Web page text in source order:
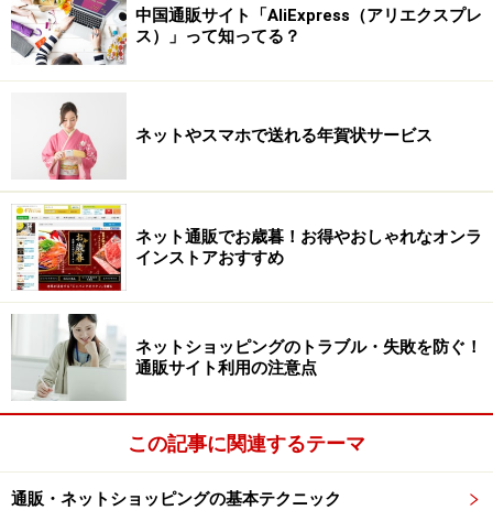
がなくなって買い過ぎ防止に役立ちます。
8. 購入意欲をそそる情報をシャットアウトする
特に購入意欲をそそられるメルマガは、一時的に購読を
停止するか迷惑メールに設定するなど目に届かないよう
にして、いつもお買い物し過ぎてしまうショップやモー
ルの閲覧を控えてみましょう。強制力が必要な場合に
は、インターネットの情報閲覧を制限するフィルタリン
グソフトなどを利用して、特定のサイトの閲覧ができな
い設定に。
9. 『買ったつもり』ショッピングで購入意欲を満たす
お買い物がストレス発散になっている方は、いっそのこ
と欲しい商品を全てカートに入れてしまいましょう。カ
ートに買いたいものをいったん購入意欲は満たされるの
で、買ったつもりでどんどんカートに入れることでスト
レス発散になります。これを数時間続けて膨大な合計金
中国通販サイト「AliExpress（アリエクスプレ
ス）」って知ってる？
ネットやスマホで送れる年賀状サービス
ネット通販でお歳暮！お得やおしゃれなオンラ
インストアおすすめ
ネットショッピングのトラブル・失敗を防ぐ！
通販サイト利用の注意点
この記事に関連するテーマ
通販・ネットショッピングの基本テクニック